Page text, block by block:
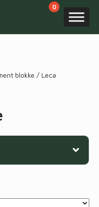
blokke / Leca